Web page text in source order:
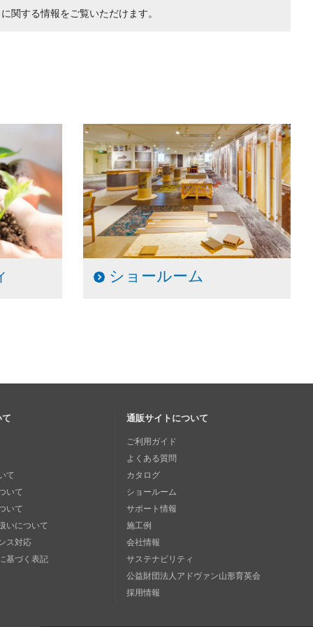
関する情報をご覧いただけます。
ショールーム
て
いて
いて
いについて
ス対応
基づく表記
通販サイトについて
ご利用ガイド
よくある質問
カタログ
ショールーム
サポート情報
施工例
会社情報
サステナビリティ
公益財団法人アドヴァン山形育英会
採用情報